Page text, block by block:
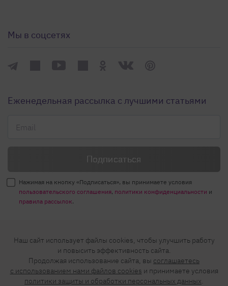
Мы в соцсетях
Еженедельная рассылка с лучшими статьями
Нажимая на кнопку «Подписаться», вы принимаете условия
пользовательского соглашения, политики конфиденциальности и
правила рассылок.
Нашли ошибку? Выделите ее и нажмите
© 2026 АО «БКМ», ОГРН 1027739494584, ИНН 7705056238
127018, Москва, ул. Полковая, д. 3, стр. 4, помещение I, комн. 23
16+
Наш сайт использует файлы cookies, чтобы улучшить работу
и повысить эффективность сайта.
Продолжая использование сайта, вы соглашаетесь
c использованием нами файлов cookies и принимаете условия
политики защиты и обработки персональных данных.